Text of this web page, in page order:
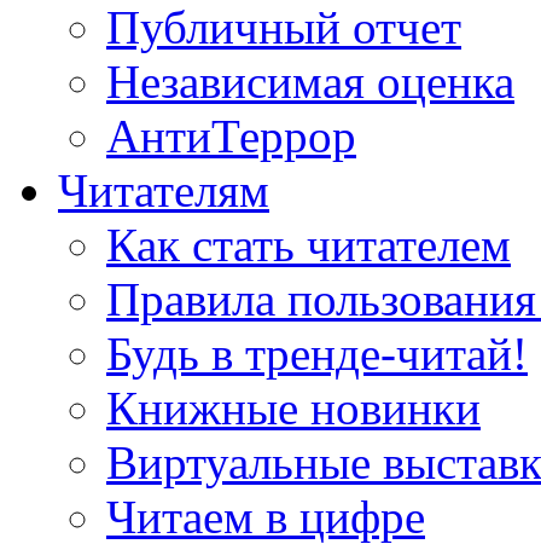
Публичный отчет
Независимая оценка
АнтиТеррор
Читателям
Как стать читателем
Правила
Будь в тренде-читай!
Книжные новинки
Виртуальные
Читаем в цифре